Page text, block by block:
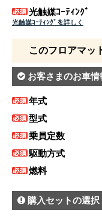
光触媒ｺｰﾃｨﾝｸﾞ
光触媒ｺｰﾃｨﾝｸﾞを詳しく
このフロアマッ
お客さまのお車情
年式
型式
乗員定数
駆動方式
燃料
購入セットの選択